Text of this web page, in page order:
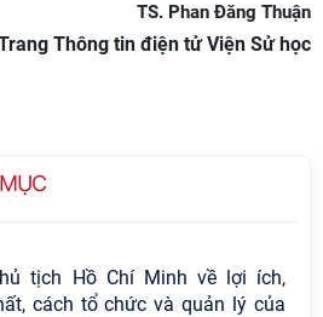
TS. Phan Đăng Thuận
Thông tin điện tử Viện Sử học
tịch Hồ Chí Minh về lợi ích,
cách tổ chức và quản lý của